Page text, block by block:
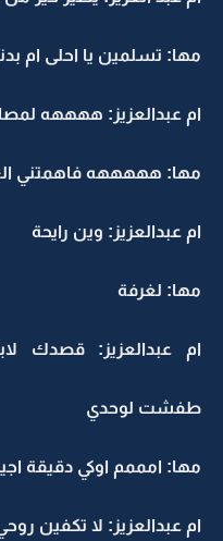
مها: تسلمين يا احلى ام
ام عبدالعزيز: ههههه
مها: هههههه فاهمتني
ام عبدالعزيز: وين رايحة
مها: لغرفة
ام عبدالعزيز: قصدك
طفشت لوحدي
مها: امممم اوكي دقيقة
ام عبدالعزيز: لا تكفين